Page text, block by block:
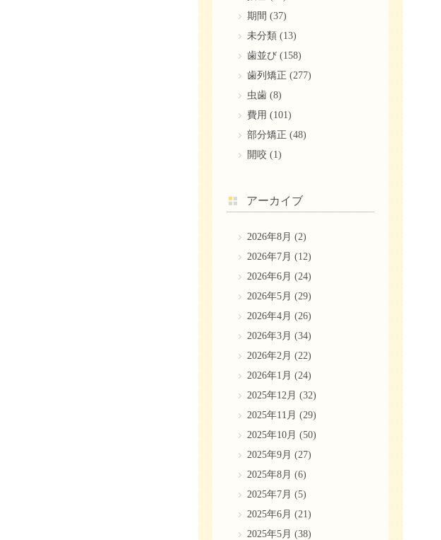
期間 (37)
未分類(13)
歯並び(158)
歯列矯正 (277)
虫歯(8)
費用 (101)
部分矯正 (48)
開咬 (1)
アーカイブ
2026年8月 (2)
2026年7月 (12)
2026年6月 (24)
2026年5月 (29)
2026年4月 (26)
2026年3月 (34)
2026年2月 (22)
2026年1月 (24)
2025年12月 (32)
2025年11月 (29)
2025年10月 (50)
2025年9月 (27)
2025年8月 (6)
2025年7月 (5)
2025年6月 (21)
2025年5月 (38)